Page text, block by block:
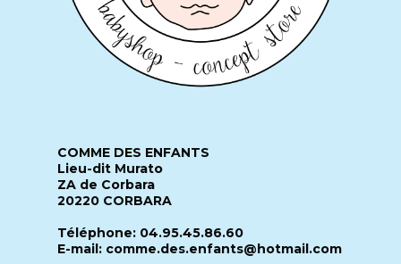
COMME DES ENFANTS
Lieu-dit Murato
ZA de Corbara
20220 CORBARA
Téléphone: 04.95.45.86.60
E-mail: comme.des.enfants@hotmail.com